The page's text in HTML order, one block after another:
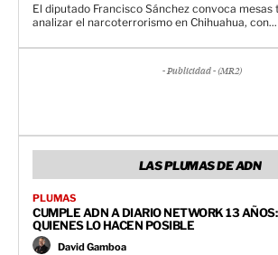
El diputado Francisco Sánchez convoca mesas
analizar el narcoterrorismo en Chihuahua, con...
- Publicidad - (MR2)
LAS PLUMAS DE ADN
PLUMAS
CUMPLE ADN A DIARIO NETWORK 13
QUIENES LO HACEN POSIBLE
David Gamboa